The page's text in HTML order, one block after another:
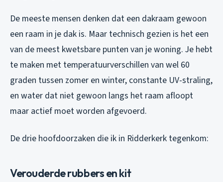
De meeste mensen denken dat een dakraam gewoon
een raam in je dak is. Maar technisch gezien is het een
van de meest kwetsbare punten van je woning. Je hebt
te maken met temperatuurverschillen van wel 60
graden tussen zomer en winter, constante UV-straling,
en water dat niet gewoon langs het raam afloopt
maar actief moet worden afgevoerd.
De drie hoofdoorzaken die ik in Ridderkerk tegenkom:
Verouderde rubbers en kit